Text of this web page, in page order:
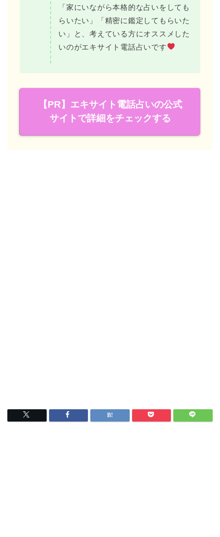
「家にいながら本格的な占いをしても
らいたい」「精密に鑑定してもらいた
い」と、考えている方にオススメした
いのがエキサイト電話占いです
【PR】エキサイト電話占いの公式
サイトで詳細をチェックする